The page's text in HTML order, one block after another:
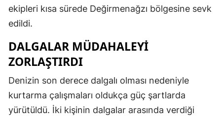
ekipleri kısa sürede Değirmenağzı bölgesine sevk
edildi.
DALGALAR MÜDAHALEYİ
ZORLAŞTIRDI
Denizin son derece dalgalı olması nedeniyle
kurtarma çalışmaları oldukça güç şartlarda
yürütüldü. İki kişinin dalgalar arasında verdiği